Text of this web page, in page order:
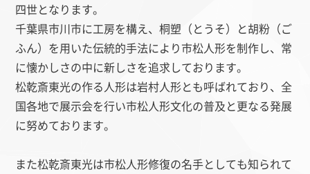
四世となります。
千葉県市川市に工房を構え、桐塑（とうそ）と胡粉（ご
ふん）を用いた伝統的手法により市松人形を制作し、常
に懐かしさの中に新しさを追求しております。
松乾斎東光の作る人形は岩村人形とも呼ばれており、全
国各地で展示会を行い市松人形文化の普及と更なる発展
に努めております。
また松乾斎東光は市松人形修復の名手としても知られて